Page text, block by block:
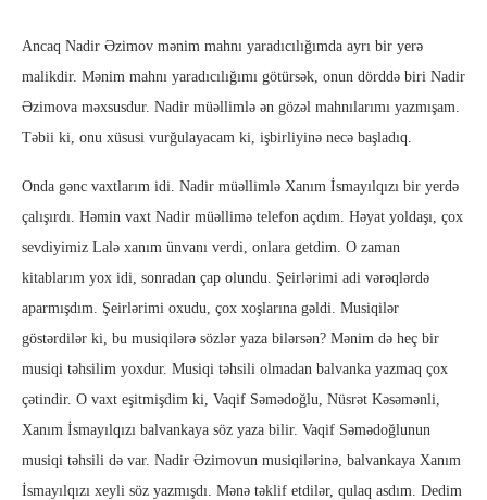
Ancaq Nadir Əzimov mənim mahnı yaradıcılığımda ayrı bir yerə
malikdir. Mənim mahnı yaradıcılığımı götürsək, onun dörddə biri Nadir
Əzimova məxsusdur. Nadir müəllimlə ən gözəl mahnılarımı yazmışam.
Təbii ki, onu xüsusi vurğulayacam ki, işbirliyinə necə başladıq.
Onda gənc vaxtlarım idi. Nadir müəllimlə Xanım İsmayılqızı bir yerdə
çalışırdı. Həmin vaxt Nadir müəllimə telefon açdım. Həyat yoldaşı, çox
sevdiyimiz Lalə xanım ünvanı verdi, onlara getdim. O zaman
kitablarım yox idi, sonradan çap olundu. Şeirlərimi adi vərəqlərdə
aparmışdım. Şeirlərimi oxudu, çox xoşlarına gəldi. Musiqilər
göstərdilər ki, bu musiqilərə sözlər yaza bilərsən? Mənim də heç bir
musiqi təhsilim yoxdur. Musiqi təhsili olmadan balvanka yazmaq çox
çətindir. O vaxt eşitmişdim ki, Vaqif Səmədoğlu, Nüsrət Kəsəmənli,
Xanım İsmayılqızı balvankaya söz yaza bilir. Vaqif Səmədoğlunun
musiqi təhsili də var. Nadir Əzimovun musiqilərinə, balvankaya Xanım
İsmayılqızı xeyli söz yazmışdı. Mənə təklif etdilər, qulaq asdım. Dedim